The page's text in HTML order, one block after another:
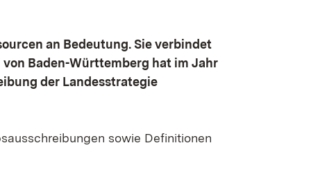
an Bedeutung. Sie verbindet
Baden-Württemberg hat im Jahr
der Landesstrategie
sowie Definitionen